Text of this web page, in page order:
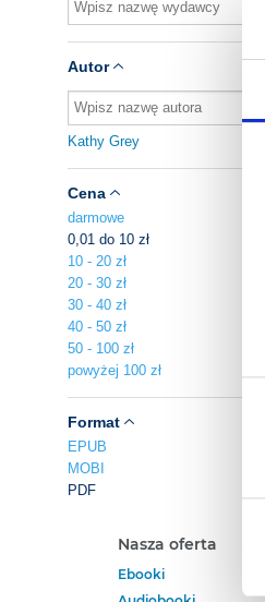
Autor
Kathy Grey
Cena
darmowe
0,01 do 10 zł
10 - 20 zł
20 - 30 zł
30 - 40 zł
40 - 50 zł
50 - 100 zł
powyżej 100 zł
Format
EPUB
MOBI
PDF
Nasza oferta
Ebooki